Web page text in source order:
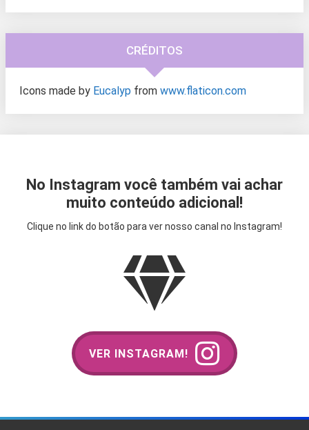
CRÉDITOS
Icons made by Eucalyp from www.flaticon.com
No Instagram você também vai achar
muito conteúdo adicional!
Clique no link do botão para ver nosso canal no Instagram!
VER INSTAGRAM!